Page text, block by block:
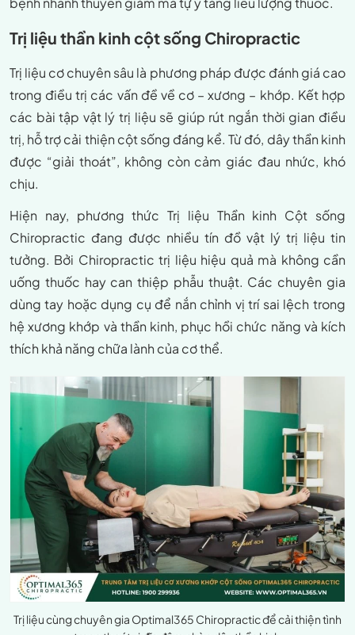
Trị liệu thần kinh cột sống Chiropractic
Trị liệu cơ chuyên sâu là phương pháp được đánh giá cao
trong điều trị các vấn đề về cơ – xương – khớp. Kết hợp
các bài tập vật lý trị liệu sẽ giúp rút ngắn thời gian điều
trị, hỗ trợ cải thiện cột sống đáng kể. Từ đó, dây thần kinh
được “giải thoát”, không còn cảm giác đau nhức, khó
chịu.
Hiện nay, phương thức Trị liệu Thần kinh Cột sống
Chiropractic đang được nhiều tín đồ vật lý trị liệu tin
tưởng. Bởi Chiropractic trị liệu hiệu quả mà không cần
uống thuốc hay can thiệp phẫu thuật. Các chuyên gia
dùng tay hoặc dụng cụ để nắn chỉnh vị trí sai lệch trong
hệ xương khớp và thần kinh, phục hồi chức năng và kích
thích khả năng chữa lành của cơ thể.
Trị liệu cùng chuyên gia Optimal365 Chiropractic để cải thiện tình